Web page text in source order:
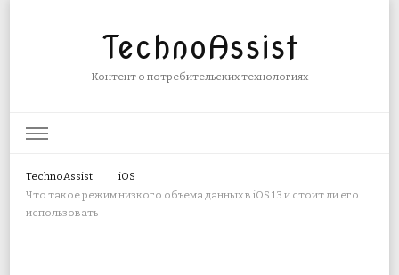
TechnoAssist
Контент о потребительских технологиях
TechnoAssist
iOS
Что такое режим низкого объема данных в iOS 13 и стоит ли его
использовать